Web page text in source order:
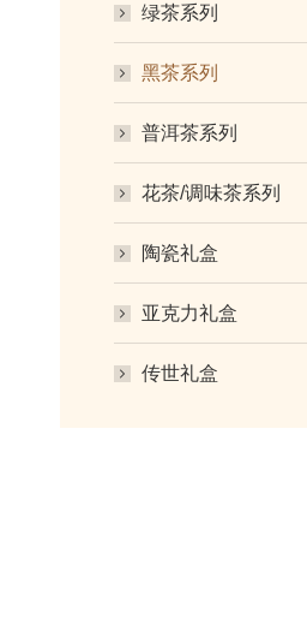
绿茶系列
黑茶系列
普洱茶系列
花茶/调味茶系列
陶瓷礼盒
亚克力礼盒
传世礼盒